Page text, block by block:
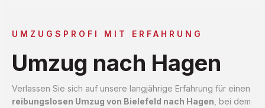
UMZUGSPROFI MIT ERFAHRUNG
Umzug nach Hagen
Verlassen Sie sich auf unsere langjährige Erfahrung für einen
reibungslosen Umzug von Bielefeld nach Hagen , bei dem